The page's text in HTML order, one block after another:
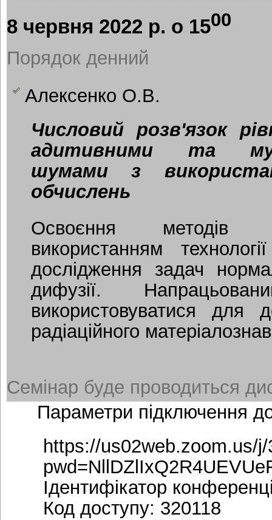
8 червня 2022 р. о 1500
Порядок денний
Алексенко О.В.
Числовий розв'язок
адитивними та
шумами з
обчислень
Освоєння методів
використанням
дослідження задач
дифузії.
використовуватися для
радіаційного
Семінар буде проводиться
Параметри підключення
https://us02web.zoom.us/
Ідентифікатор
Код доступу: 320118